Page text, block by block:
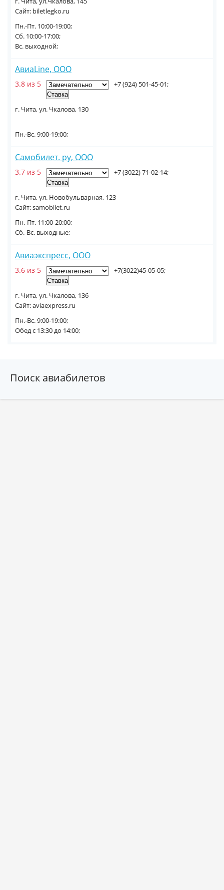
Сайт: biletlegko.ru
Пн.-Пт. 10:00-19:00;
Сб. 10:00-17:00;
Вс. выходной;
АвиаLine, ООО
3.8 из 5
г. Чита, ул. Чкалова, 130
+7 (924) 501-45-01;
Пн.-Вс. 9:00-19:00;
Самобилет. ру, ООО
3.7 из 5
г. Чита, ул. Новобульварная, 123
Сайт: samobilet.ru
+7 (3022) 71-02-14;
Пн.-Пт. 11:00-20:00;
Сб.-Вс. выходные;
Авиаэкспресс, ООО
3.6 из 5
г. Чита, ул. Чкалова, 136
Сайт: aviaexpress.ru
+7(3022)45-05-05;
Пн.-Вс. 9:00-19:00;
Обед с 13:30 до 14:00;
Поиск авиабилетов